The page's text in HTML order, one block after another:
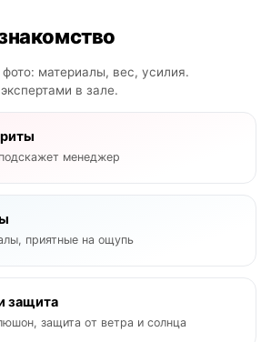
материалы, вес, усилия.
в зале.
менеджер
приятные на ощупь
защита
защита от ветра и солнца